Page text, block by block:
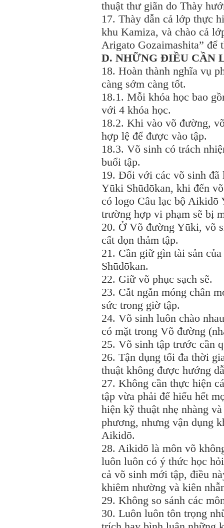
thuật thư giãn do Thày
17. Thày dẫn cả lớp thực
khu Kamiza, và chào cả
Arigato Gozaimashita”
D. NHỮNG ĐIỀU CẦN
18. Hoàn thành nghĩa vụ
càng sớm càng tốt.
18.1. Mỗi khóa học bao
với 4 khóa học.
18.2. Khi vào võ đường,
hợp lệ để được vào tập.
18.3. Võ sinh có trách
buổi tập.
19. Đối với các võ sinh đã
Yūki Shūdōkan, khi đến
có logo Câu lạc bộ Aikidō
trường hợp vi phạm sẽ bị
20. Ở Võ đường Yūki, võ
cất dọn thảm tập.
21. Cần giữ gìn tài sản
Shūdōkan.
22. Giữ võ phục sạch sẽ.
23. Cắt ngắn móng chân
sức trong giờ tập.
24. Võ sinh luôn chào
có mặt trong Võ đường
25. Võ sinh tập trước cần
26. Tận dụng tối đa thời
thuật không được hướng
27. Không cần thực hiện
tập vừa phải để hiểu hết
hiện kỹ thuật nhẹ nhàng
phương, nhưng vận dụng
Aikidō.
28. Aikidō là môn võ
luôn luôn có ý thức học
cả võ sinh mới tập, điều
khiêm nhường và kiên
29. Không so sánh các
30. Luôn luôn tôn trọng